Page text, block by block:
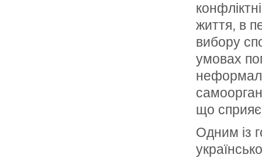
життя, в
вибору
умовах
що сприяє
Одним із